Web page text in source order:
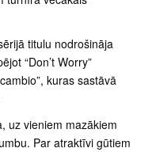
titulu nodrošināja
“Don’t Worry”
kuras sastāvā
uz vieniem mazākiem
Par atraktīvi gūtiem